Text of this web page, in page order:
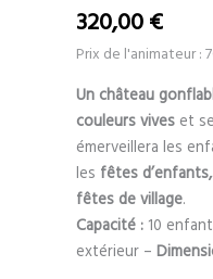
320,00 €
Prix de l'animateur :
Un château
couleurs vives et
émerveillera les
les fêtes
fêtes de village.
Capacité : 10
extérieur –